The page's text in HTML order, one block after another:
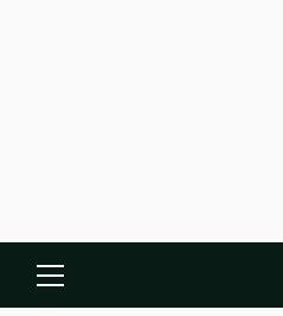
Primary
Menu